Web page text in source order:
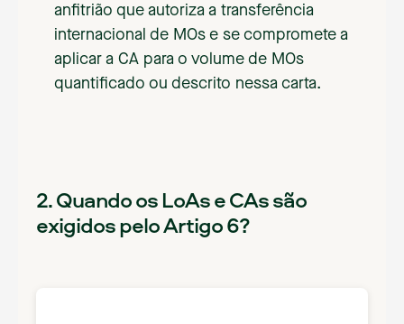
anfitrião que autoriza a transferência
internacional de MOs e se compromete a
aplicar a CA para o volume de MOs
quantificado ou descrito nessa carta.
2. Quando os LoAs e CAs são
exigidos pelo Artigo 6?